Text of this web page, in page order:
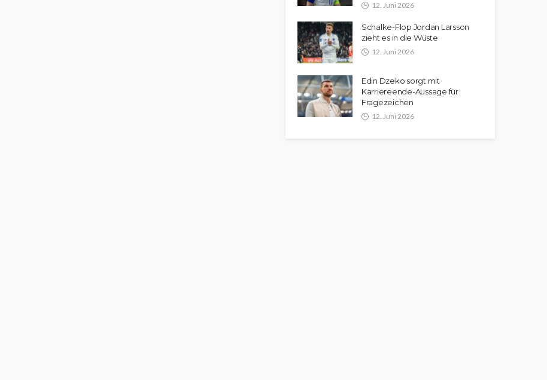
12. Juni 2026
Schalke-Flop Jordan Larsson
zieht es in die Wüste
12. Juni 2026
Edin Dzeko sorgt mit
Karriereende-Aussage für
Fragezeichen
12. Juni 2026